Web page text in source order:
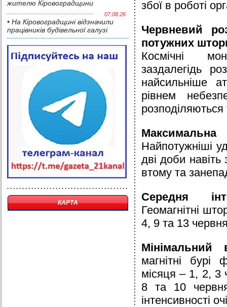
жителю Кіровоградщини
07.08.26
• На Кіровоградщині відзначили
працівників будівельної галузі
КАРТА
збої в роботі
Червневий
потужних
Космічні
заздалегідь
найсильніше
рівнем
розподіляються
Найпотужніші
дві доби
втому та
Середня
Геомагнітні
4, 9 та 13
Мінімальний
магнітні бурі
місяця – 1, 2, 3
8 та 10
інтенсивності